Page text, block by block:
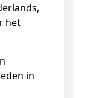
het
in